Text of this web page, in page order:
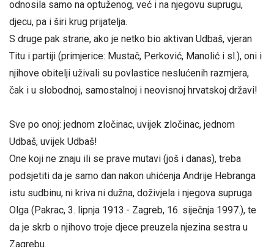
odnosila samo na optuženog, već i na njegovu suprugu,
djecu, pa i širi krug prijatelja.
S druge pak strane, ako je netko bio aktivan Udbaš, vjeran
Titu i partiji (primjerice: Mustač, Perković, Manolić i sl.), oni i
njihove obitelji uživali su povlastice neslućenih razmjera,
čak i u slobodnoj, samostalnoj i neovisnoj hrvatskoj državi!
Sve po onoj: jednom zločinac, uvijek zločinac, jednom
Udbaš, uvijek Udbaš!
One koji ne znaju ili se prave mutavi (još i danas), treba
podsjetiti da je samo dan nakon uhićenja Andrije Hebranga
istu sudbinu, ni kriva ni dužna, doživjela i njegova supruga
Olga (Pakrac, 3. lipnja 1913.- Zagreb, 16. siječnja 1997.), te
da je skrb o njihovo troje djece preuzela njezina sestra u
Zagrebu.